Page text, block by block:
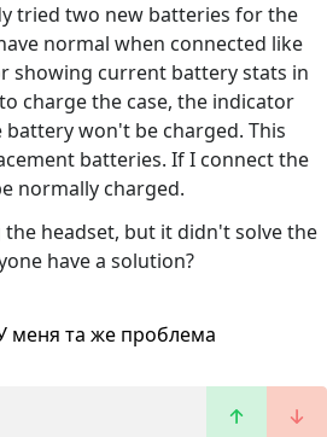
tried two new batteries for the
normal when connected like
showing current battery stats in
charge the case, the indicator
battery won't be charged. This
batteries. If I connect the
normally charged.
headset, but it didn't solve the
have a solution?
меня та же проблема